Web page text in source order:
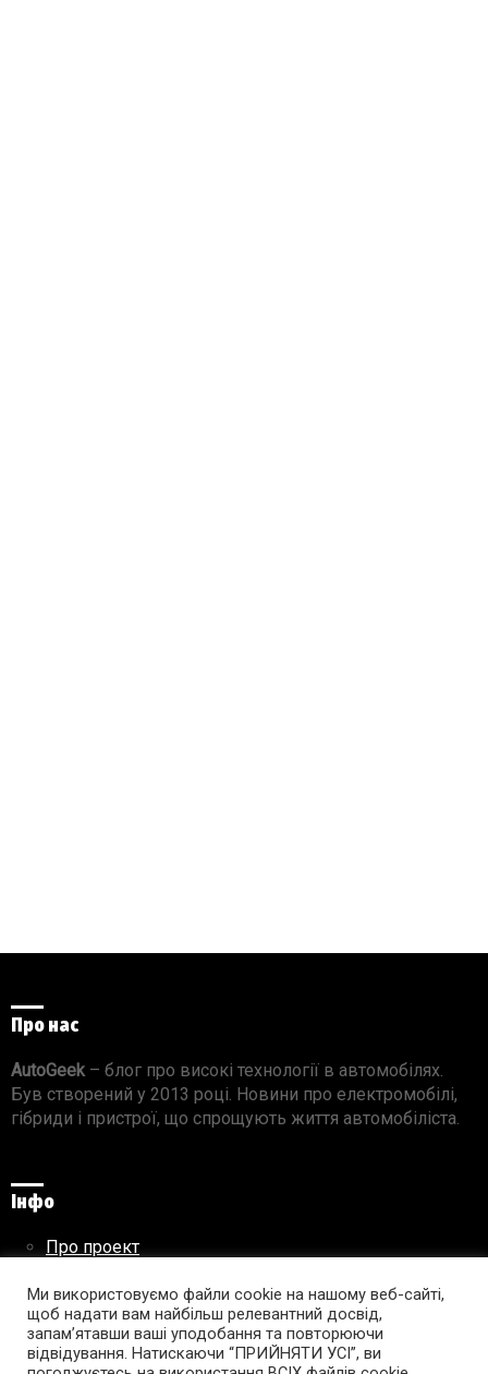
Про нас
AutoGeek – блог про високі технології в автомобілях.
Був створений у 2013 році. Новини про електромобілі,
гібриди і пристрої, що спрощують життя автомобіліста.
Інфо
Про проект
Правила використання матеріалів
Ми використовуємо файли cookie на нашому веб-сайті,
щоб надати вам найбільш релевантний досвід,
запам’ятавши ваші уподобання та повторюючи
відвідування. Натискаючи “ПРИЙНЯТИ УСІ”, ви